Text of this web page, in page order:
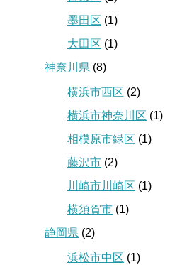
墨田区 (1)
大田区 (1)
神奈川県 (8)
横浜市西区 (2)
横浜市神奈川区 (1)
相模原市緑区 (1)
藤沢市 (2)
川崎市川崎区 (1)
横須賀市 (1)
静岡県 (2)
浜松市中区 (1)